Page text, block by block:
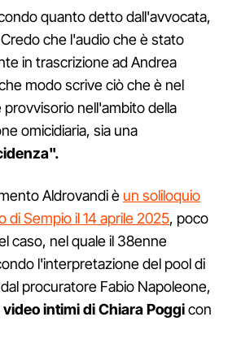
quanto detto dall'avvocata,
che l'audio che è stato
in trascrizione ad Andrea
modo scrive ciò che è nel
nell'ambito della
omicidiaria, sia una
Aldrovandi è un soliloquio
Sempio il 14 aprile 2025, poco
caso, nel quale il 38enne
l'interpretazione del pool di
procuratore Fabio Napoleone,
intimi di Chiara Poggicon